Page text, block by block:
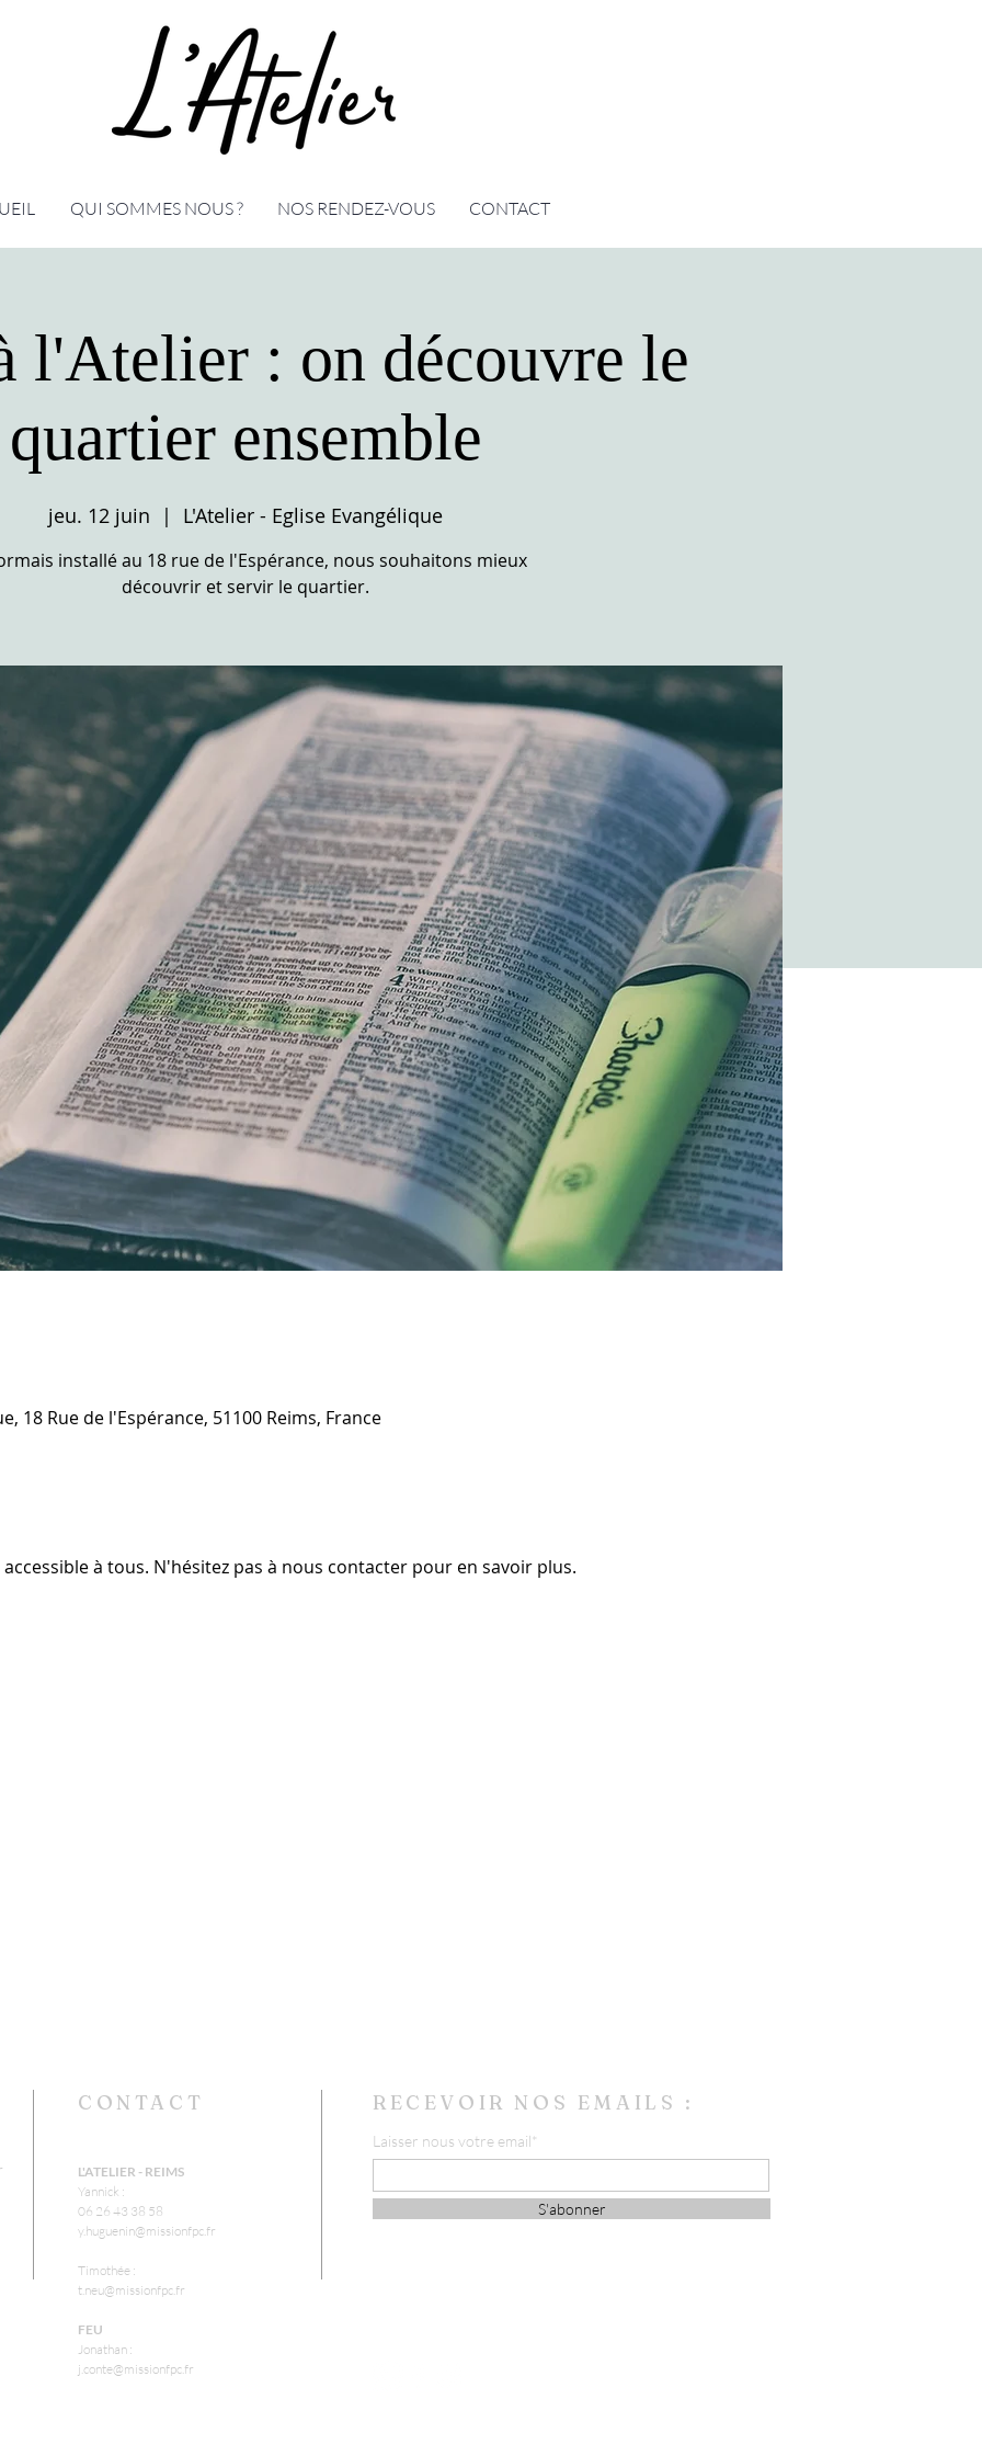
QUI SOMMES NOUS ? NOS RENDEZ-VOUS CONTACT
l'Atelier : on découvre le
quartier ensemble
jeu. 12 juin
  |
L'Atelier - Eglise Evangélique
installé au 18 rue de l'Espérance, nous souhaitons mieux
découvrir et servir le quartier.
18 Rue de l'Espérance, 51100 Reims, France
à tous. N'hésitez pas à nous contacter pour en savoir plus.
CONTACT
L'ATELIER - REIMS
Yannick :
06 26 43 38 58
y.huguenin@missionfpc.fr
Timothée :
t.neu@missionfpc.fr
FEU
Jonathan :
j.conte@missionfpc.fr
RECEVOIR NOS EMAILS :
Laisser nous votre email*
S'abonner